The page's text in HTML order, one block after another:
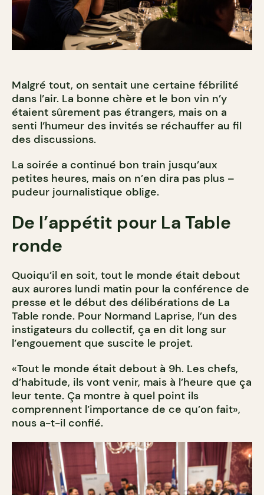
Malgré tout, on sentait une certaine fébrilité
dans l’air. La bonne chère et le bon vin n’y
étaient sûrement pas étrangers, mais on a
senti l’humeur des invités se réchauffer au fil
des discussions.
La soirée a continué bon train jusqu’aux
petites heures, mais on n’en dira pas plus –
pudeur journalistique oblige.
De l’appétit pour La Table
ronde
Quoiqu’il en soit, tout le monde était debout
aux aurores lundi matin pour la conférence de
presse et le début des délibérations de La
Table ronde. Pour Normand Laprise, l’un des
instigateurs du collectif, ça en dit long sur
l’engouement que suscite le projet.
«Tout le monde était debout à 9h. Les chefs,
d’habitude, ils vont venir, mais à l’heure que ça
leur tente. Ça montre à quel point ils
comprennent l’importance de ce qu’on fait»,
nous a-t-il confié.